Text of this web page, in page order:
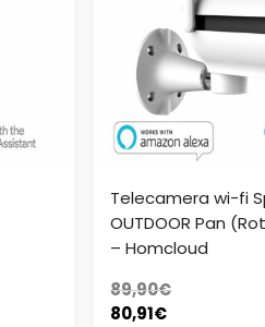
Telecamera wi-fi
OUTDOOR Pan
– Homcloud
89,90€
80,91€